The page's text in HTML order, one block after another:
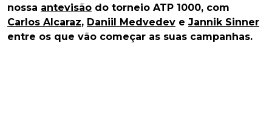
nossa antevisão do torneio ATP 1000, com
Carlos Alcaraz, Daniil Medvedev e Jannik Sinner
entre os que vão começar as suas campanhas.